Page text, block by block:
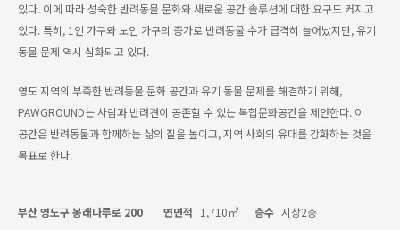
있다. 이에 따라 성숙한 반려동물 문화와 새로운 공간 솔루션에 대한 요구도 커지고
있다. 특히, 1인 가구와 노인 가구의 증가로 반려동물 수가 급격히 늘어났지만, 유기
동물 문제 역시 심화되고 있다.
영도 지역의 부족한 반려동물 문화 공간과 유기 동물 문제를 해결하기 위해,
PAWGROUND는 사람과 반려견이 공존할 수 있는 복합문화공간을 제안한다. 이
공간은 반려동물과 함께하는 삶의 질을 높이고, 지역 사회의 유대를 강화하는 것을
목표로 한다.
부산 영도구 봉래나루로 200 연면적 1,710㎡ 층수 지상2층